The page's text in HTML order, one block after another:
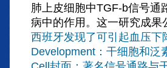
肺上皮细胞中TGF-b信号通
病中的作用。这一研究成
西班牙发现了可引起血压下
Development：干细胞和泛